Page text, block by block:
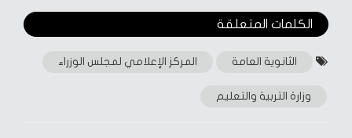
الكلمات المتعلقة‎
الثانوية العامة المركز الإعلامي لمجلس الوزراء
وزارة التربية والتعليم